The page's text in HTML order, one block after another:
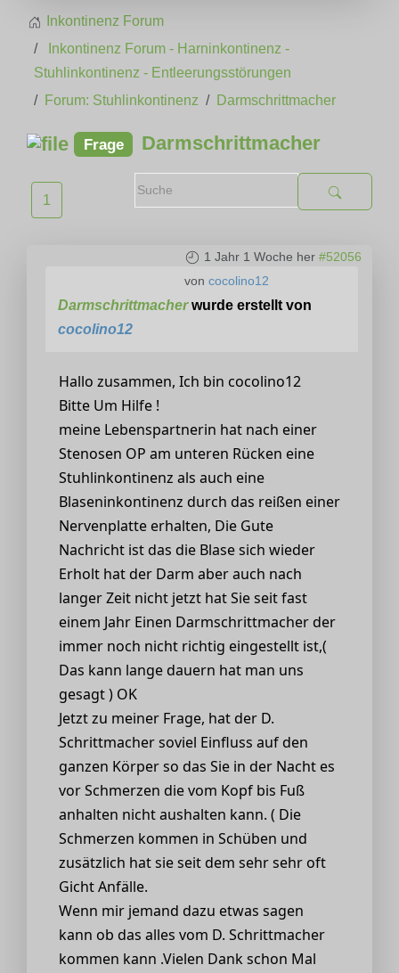
Inkontinenz Forum
Inkontinenz Forum - Harninkontinenz -
Stuhlinkontinenz - Entleerungsstörungen
Forum: Stuhlinkontinenz
Darmschrittmacher
Frage Darmschrittmacher
1
1 Jahr 1 Woche her #52056
von cocolino12
Darmschrittmacherwurde erstellt von
cocolino12
Hallo zusammen, Ich bin cocolino12
Bitte Um Hilfe !
meine Lebenspartnerin hat nach einer
Stenosen OP am unteren Rücken eine
Stuhlinkontinenz als auch eine
Blaseninkontinenz durch das reißen einer
Nervenplatte erhalten, Die Gute
Nachricht ist das die Blase sich wieder
Erholt hat der Darm aber auch nach
langer Zeit nicht jetzt hat Sie seit fast
einem Jahr Einen Darmschrittmacher der
immer noch nicht richtig eingestellt ist,(
Das kann lange dauern hat man uns
gesagt ) OK
Jetzt zu meiner Frage, hat der D.
Schrittmacher soviel Einfluss auf den
ganzen Körper so das Sie in der Nacht es
vor Schmerzen die vom Kopf bis Fuß
anhalten nicht aushalten kann. ( Die
Schmerzen kommen in Schüben und
zusätzlich hat sie seit dem sehr sehr oft
Gicht Anfälle.
Wenn mir jemand dazu etwas sagen
kann ob das alles vom D. Schrittmacher
kommen kann .Vielen Dank schon Mal